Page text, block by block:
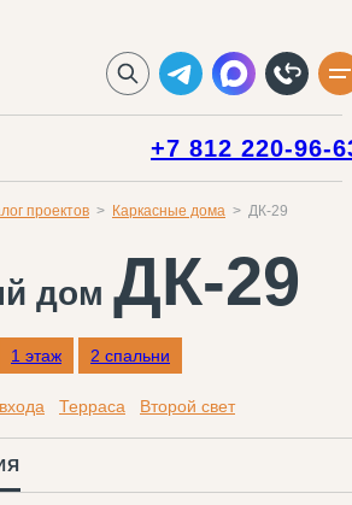
+7 812 220-96-
проектов Каркасные дома ДК-29
дом ДК-29
1 этаж 2 спальни
Терраса Второй свет